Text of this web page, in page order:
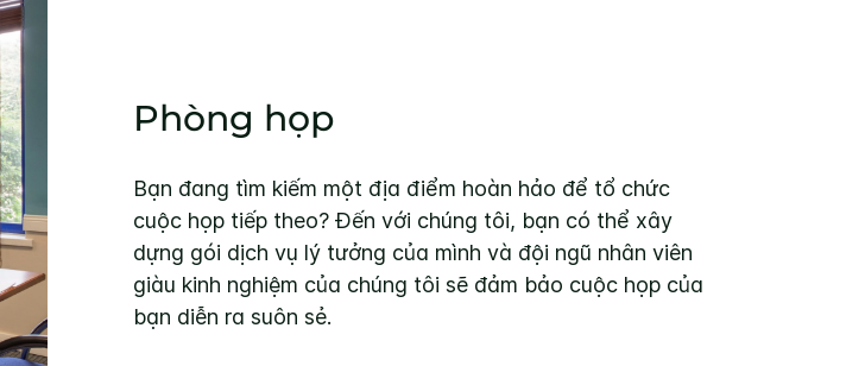
Phòng họp
Bạn đang tìm kiếm một địa điểm hoàn hảo để tổ chức
cuộc họp tiếp theo? Đến với chúng tôi, bạn có thể xây
dựng gói dịch vụ lý tưởng của mình và đội ngũ nhân viên
giàu kinh nghiệm của chúng tôi sẽ đảm bảo cuộc họp của
bạn diễn ra suôn sẻ.